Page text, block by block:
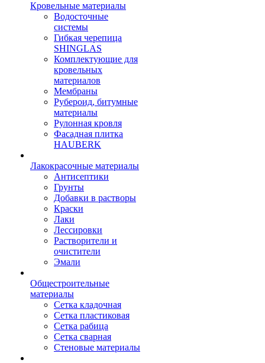
Кровельные материалы
Водосточные
системы
Гибкая черепица
SHINGLAS
Комплектующие для
кровельных
материалов
Мембраны
Рубероид, битумные
материалы
Рулонная кровля
Фасадная плитка
HAUBERK
Лакокрасочные материалы
Антисептики
Грунты
Добавки в растворы
Краски
Лаки
Лессировки
Растворители и
очистители
Эмали
Общестроительные
материалы
Сетка кладочная
Сетка пластиковая
Сетка рабица
Сетка сварная
Стеновые материалы